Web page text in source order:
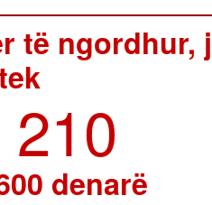
të ngordhur,
denarë